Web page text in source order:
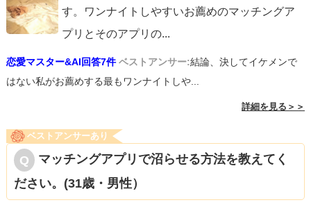
す。ワンナイトしやすいお薦めのマッチングア
プリとそのアプリの...
恋愛マスター&AI回答7件 ベストアンサー:結論、決してイケメンで
はない私がお薦めする最もワンナイトしや...
詳細を見る＞＞
ベストアンサーあり
マッチングアプリで沼らせる方法を教えてく
ださい。(31歳・男性）